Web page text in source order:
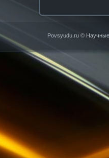
Povsyudu.ru © Научные